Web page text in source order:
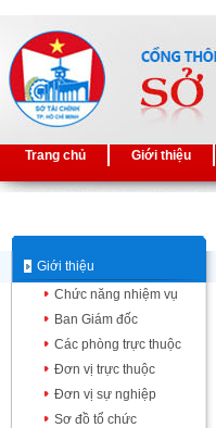
Trang chủ Giới thiệu
Giới thiệu
Chức năng nhiệm vụ
Ban Giám đốc
Các phòng trực thuộc
Đơn vị trực thuộc
Đơn vị sự nghiệp
Sơ đồ tổ chức